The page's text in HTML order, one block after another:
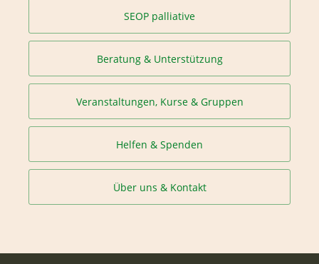
SEOP palliative
Beratung & Unterstützung
Veranstaltungen, Kurse & Gruppen
Helfen & Spenden
Über uns & Kontakt